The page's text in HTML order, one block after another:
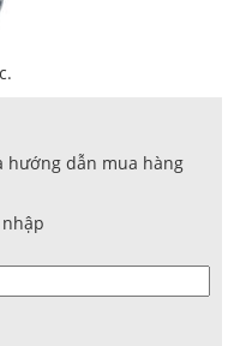
.
hướng dẫn mua hàng